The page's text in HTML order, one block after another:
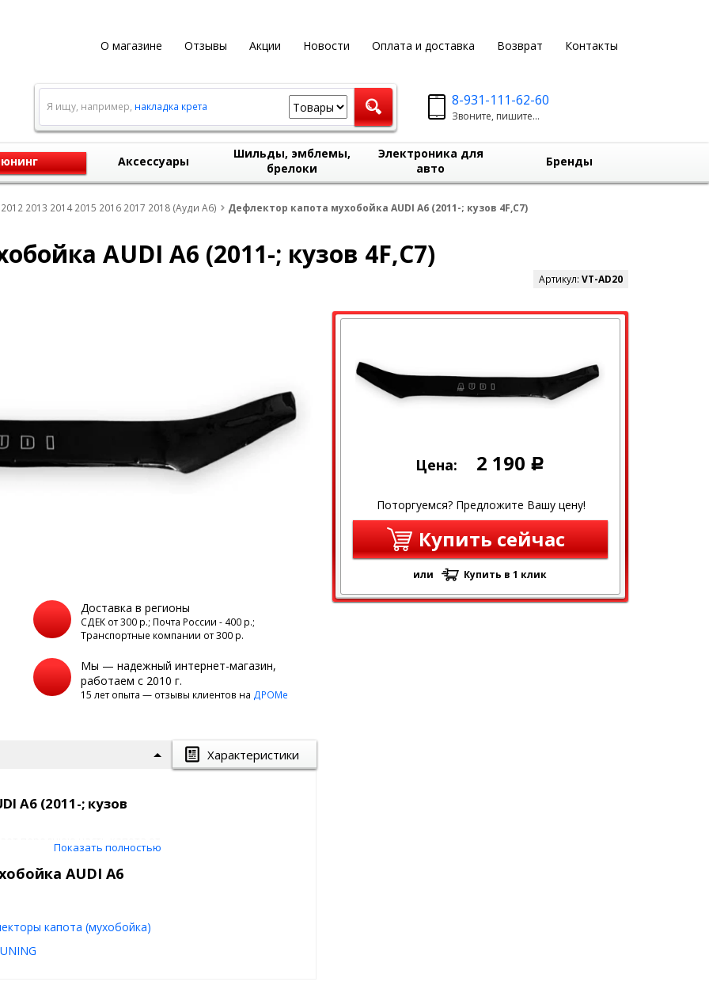
О магазине Отзывы Акции Новости Оплата и доставка Возврат Контакты
8-931-111-62-60
Звоните, пишите...
Я ищу, например, накладка крета
Аксессуары
Шильды, эмблемы,
брелоки
Электроника для
авто
Бренды
2013 2014 2015 2016 2017 2018 (Ауди А6) Дефлектор капота мухобойка AUDI A6 (2011-; кузов 4F,C7)
AUDI A6 (2011-; кузов 4F,C7)
Артикул: VT-AD20
Цена: 2 190 Р
Поторгуемся? Предложите Вашу цену!
Купить сейчас
или Купить в 1 клик
Доставка в регионы
СДЕК от 300 р.; Почта России - 400 р.;
Транспортные компании от 300 р.
Мы — надежный интернет-магазин,
работаем с 2010 г.
15 лет опыта — отзывы клиентов на ДРОМе
Характеристики
A6 (2011-; кузов
переднюю часть капота от
сохраняя краску капота
дорого), бережет ваши
Показать полностью
AUDI A6
капота (мухобойка)